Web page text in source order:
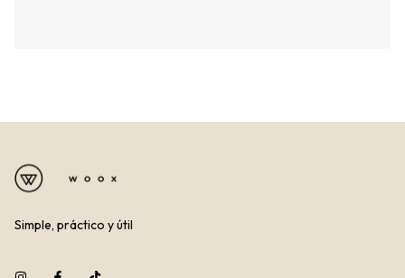
Simple, práctico y útil